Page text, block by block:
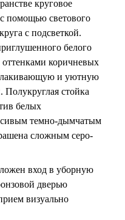
круговое
помощью светового
с подсветкой.
белого
коричневых
и уютную
Полукруглая стойка
белых
темно-дымчатым
сложным серо-
вход в уборную
дверью
визуально